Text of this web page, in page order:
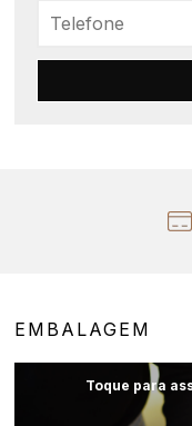
EMBALAGEM